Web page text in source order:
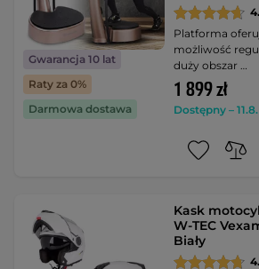
Gwarancja 10 lat
Raty za 0%
Darmowa dostawa
Platforma
możliwość
duży obszar …
1 899 zł
Dostępny –
Kask
W-TEC
Biały